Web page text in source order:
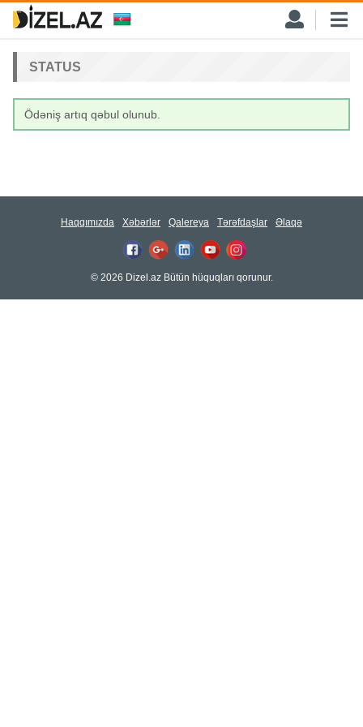
STATUS
Ödəniş artıq qəbul olunub.
Haqqımızda Xəbərlər Qalereya Tərəfdaşlar Əlaqə
© 2026 Dizel.az Bütün hüquqları qorunur.